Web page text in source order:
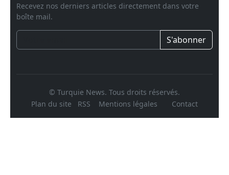
Recevez nos derniers articles directement dans votre
boîte mail.
S'abonner
© Turquie News. Tous droits réservés.
Plan du site
RSS Mentions légales Contact